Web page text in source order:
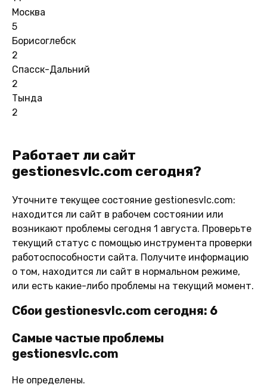
Москва
5
Борисоглебск
2
Спасск-Дальний
2
Тында
2
Работает ли сайт
gestionesvlc.com сегодня?
Уточните текущее состояние gestionesvlc.com:
находится ли сайт в рабочем состоянии или
возникают проблемы сегодня 1 августа. Проверьте
текущий статус с помощью инструмента проверки
работоспособности сайта. Получите информацию
о том, находится ли сайт в нормальном режиме,
или есть какие-либо проблемы на текущий момент.
Сбои gestionesvlc.com сегодня: 6
Самые частые проблемы
gestionesvlc.com
Не определены.